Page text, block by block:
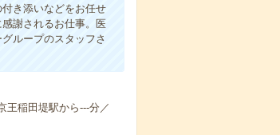
き添いなどをお任せ
謝されるお仕事。医
ループのスタッフさ
王稲田堤駅から---分／